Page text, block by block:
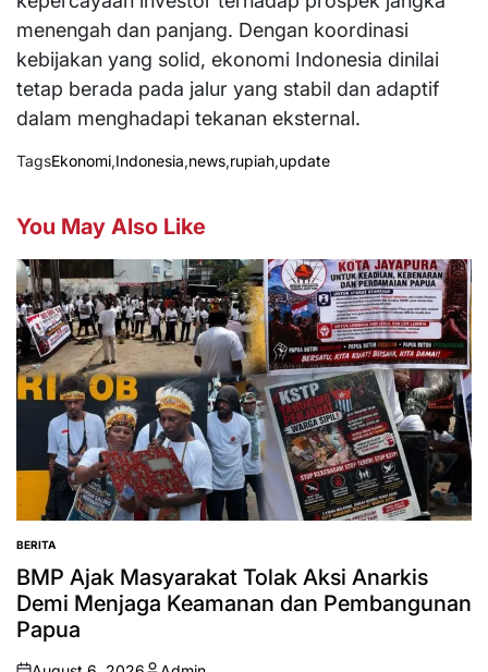
menengah dan panjang. Dengan koordinasi
kebijakan yang solid, ekonomi Indonesia dinilai
tetap berada pada jalur yang stabil dan adaptif
dalam menghadapi tekanan eksternal.
TagsEkonomi,Indonesia,news,rupiah,update
You May Also Like
POSTED
IN
BERITA
BMP Ajak Masyarakat Tolak Aksi Anarkis
Demi Menjaga Keamanan dan Pembangunan
Papua